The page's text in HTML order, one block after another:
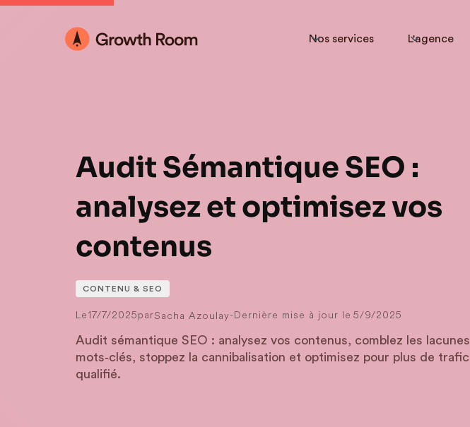
Audit Sémantique SEO :
analysez et optimisez vos
contenus
CONTENU & SEO
Le17/7/2025parSacha Azoulay-Dernière mise à jour le 5/9/2025
Audit sémantique SEO : analysez vos contenus, comblez les lacunes
mots‑clés, stoppez la cannibalisation et optimisez pour plus de trafic
qualifié.
Nos services L'agence